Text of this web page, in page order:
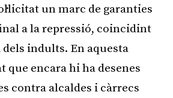
un marc de garanties
a la repressió, coincidint
dels indults. En aquesta
que encara hi ha desenes
contra alcaldes i càrrecs